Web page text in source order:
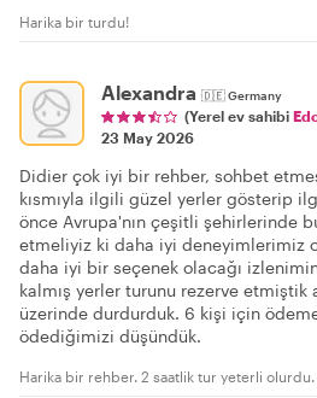
Harika bir turdu!
Alexandra 🇩🇪Germany
(Yerel ev sahibi
23 May 2026
Didier çok iyi bir rehber, sohbet
kısmıyla ilgili güzel yerler gösterip
önce Avrupa'nın çeşitli şehirlerinde
etmeliyiz ki daha iyi deneyimlerimiz
daha iyi bir seçenek olacağı
kalmış yerler turunu rezerve
üzerinde durdurduk. 6 kişi için
ödediğimizi düşündük.
Harika bir rehber. 2 saatlik tur yeterli olurdu.